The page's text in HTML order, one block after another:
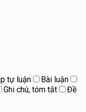
tự luận
Bài luận
Ghi chú, tóm tắt
Đề